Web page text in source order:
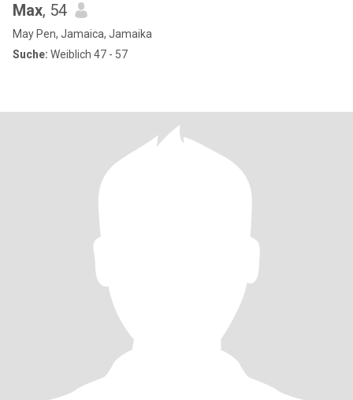
Max, 54
May Pen, Jamaica, Jamaika
Suche: Weiblich 47 - 57